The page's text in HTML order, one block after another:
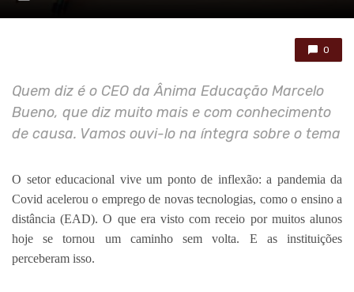
0
Quem diz é o CEO da Ânima Educação Marcelo
Bueno, que diz muito mais e com conhecimento
de causa. Vamos ouvi-lo na íntegra sobre o tema
O setor educacional vive um ponto de inflexão: a pandemia da
Covid acelerou o emprego de novas tecnologias, como o ensino a
distância (EAD). O que era visto com receio por muitos alunos
hoje se tornou um caminho sem volta. E as instituições
perceberam isso.